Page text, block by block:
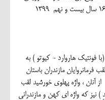
11- واژه سنسکریت جسنف jaiSNava (با فونتیک هاروارد - کیوتو ) به
مازندران باستان
، واژه پهلوی خورشید لقب
) نیز که واژه ای کهن و مازندرانی